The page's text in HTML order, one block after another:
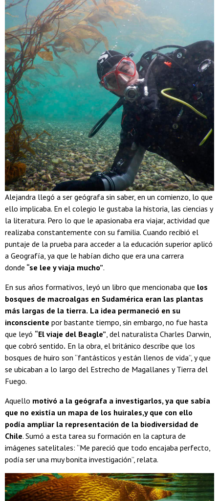
Alejandra llegó a ser geógrafa sin saber, en un comienzo, lo que
ello implicaba. En el colegio le gustaba la historia, las ciencias y
la literatura. Pero lo que le apasionaba era viajar, actividad que
realizaba constantemente con su familia. Cuando recibió el
puntaje de la prueba para acceder a la educación superior aplicó
a Geografía, ya que le habían dicho que era una carrera
donde “se lee y viaja mucho”.
En sus años formativos, leyó un libro que mencionaba que los
bosques de macroalgas en Sudamérica eran las plantas
más largas de la tierra. La idea permaneció en su
inconsciente por bastante tiempo, sin embargo, no fue hasta
que leyó “El viaje del Beagle”, del naturalista Charles Darwin,
que cobró sentido. En la obra, el británico describe que los
bosques de huiro son “fantásticos y están llenos de vida”, y que
se ubicaban a lo largo del Estrecho de Magallanes y Tierra del
Fuego.
Aquello motivó a la geógrafa a investigarlos, ya que sabía
que no existía un mapa de los huirales,y que con ello
podía ampliar la representación de la biodiversidad de
Chile. Sumó a esta tarea su formación en la captura de
imágenes satelitales: “Me pareció que todo encajaba perfecto,
podía ser una muy bonita investigación”, relata.